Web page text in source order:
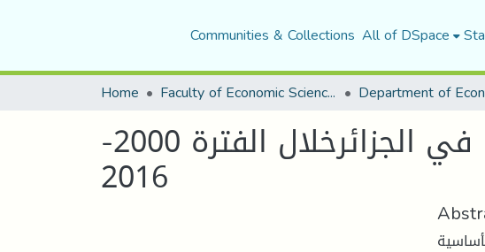
Communities & Collections All of DSpace
Home Faculty of Economic Sciences, Commerce and Management Sciences Department of
أثر تقلبات أسعار الصرف على التوازن الخارجي في الجزائرخلال الفترة 2000-
2016